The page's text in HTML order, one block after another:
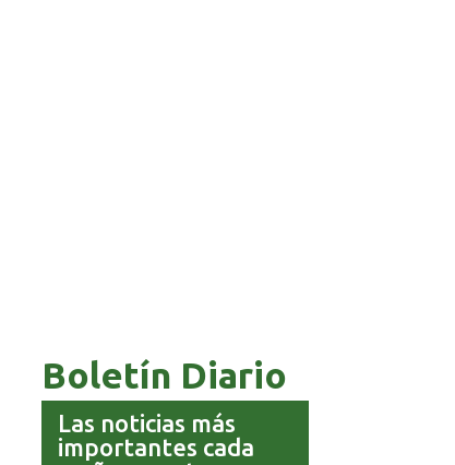
Boletín Diario
Las noticias más
importantes cada